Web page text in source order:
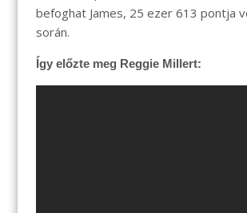
befoghat James, 25 ezer 613 pontja
során.
Így előzte meg Reggie Millert: